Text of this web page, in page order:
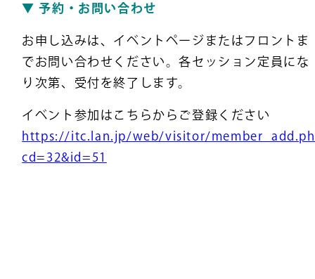
▼ 予約・お問い合わせ
お申し込みは、イベントページまたはフロントま
でお問い合わせください。各セッション定員にな
り次第、受付を終了します。
イベント参加はこちらからご登録ください
https://itc.lan.jp/web/visitor/
cd=32&id=51